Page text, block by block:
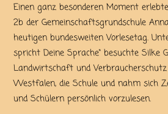
Einen ganz besonderen Moment
2b der Gemeinschaftsgrundschule
heutigen bundesweiten Vorlesetag.
spricht Deine Sprache“ besuchte Silke
Landwirtschaft und
Westfalen, die Schule und nahm sich
und Schülern persönlich vorzulesen.